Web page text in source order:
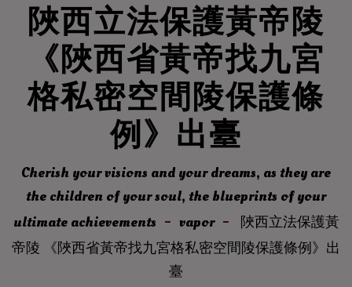
陜西立法保護黃帝陵
《陜西省黃帝找九宮
格私密空間陵保護條
例》出臺
Cherish your visions and your dreams, as they are
the children of your soul, the blueprints of your
ultimate achievements
vapor
陜西立法保護黃
帝陵 《陜西省黃帝找九宮格私密空間陵保護條例》出
臺